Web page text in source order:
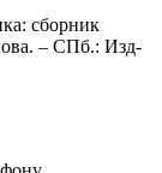
сборник
– СПб.: Изд-